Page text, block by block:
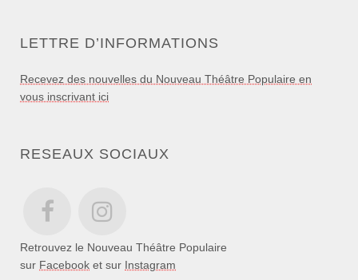
LETTRE D’INFORMATIONS
Recevez des nouvelles du Nouveau Théâtre Populaire en
vous inscrivant ici
RESEAUX SOCIAUX
Retrouvez le Nouveau Théâtre Populaire
sur Facebook et sur Instagram